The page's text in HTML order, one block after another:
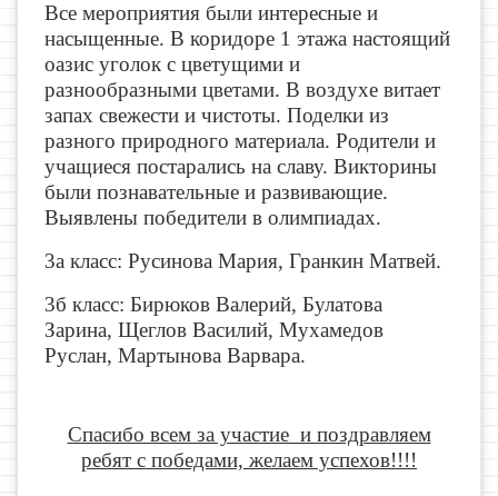
Все мероприятия были интересные и
насыщенные. В коридоре 1 этажа настоящий
оазис уголок с цветущими и
разнообразными цветами. В воздухе витает
запах свежести и чистоты. Поделки из
разного природного материала. Родители и
учащиеся постарались на славу. Викторины
были познавательные и развивающие.
Выявлены победители в олимпиадах.
3а класс: Русинова Мария, Гранкин Матвей.
3б класс: Бирюков Валерий, Булатова
Зарина, Щеглов Василий, Мухамедов
Руслан, Мартынова Варвара.
Спасибо всем за участие и поздравляем
ребят с победами, желаем успехов!!!!